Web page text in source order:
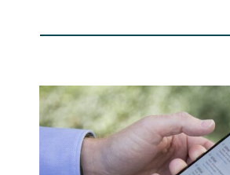
Architectenbureau
OIII
automatiseert
klantgerichte
bedrijfsprocessen